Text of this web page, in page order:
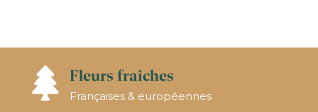
 Fleurs fraîches
Françaises & européennes